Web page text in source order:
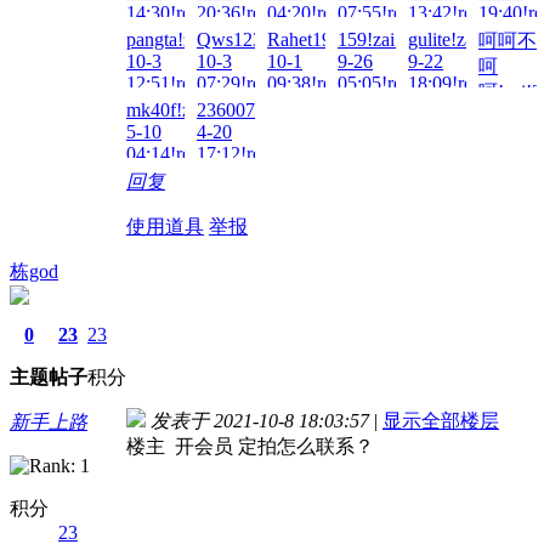
14:30!read!20:36!read!04:20!read!07:55!read!13:42!read!
pangta!zai!2025-
10-3
12:51!read!
Qws123!zai!2025-
10-3
07:29!read!
Rahet1996!zai!2025-
10-1
09:38!read!
159!zai!2025-
9-26
05:05!read!
gulite!zai!2025-
9-22
18:09!read!
呵呵不
呵
呵
mk40f!zai!2025-
5-10
04:14!read!
2360078373!zai!2025-
4-20
17:12!read!
回复
使用道具 举报
栋god
0
主题
23
帖子
23
积分
新手上路
积分
23
发表于 2021-10-8 18:03:57 | 显示全部楼层
楼主 开会员 定拍怎么联系？